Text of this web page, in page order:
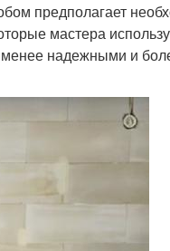
предполагает
мастера
надежными и